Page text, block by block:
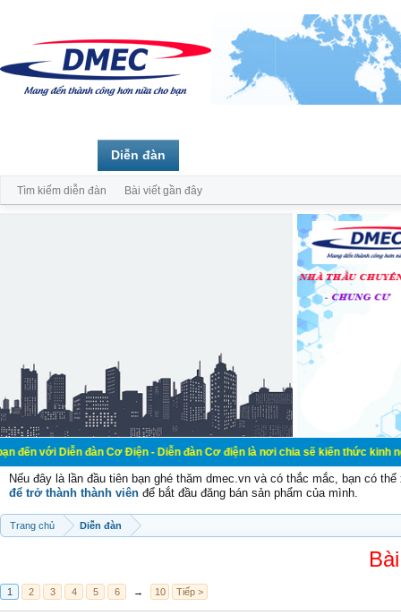
đàn Cơ Điện - Diễn đàn Cơ điện là nơi chia sẽ kiến thức kinh nghiệm
Nếu đây là lần đầu tiên bạn ghé thăm dmec.vn và có thắc mắc, bạn có
để trở thành thành viên để bắt đầu đăng bán sản phẩm của mình.
Trang chủ Diễn đàn
1 2 3 4 5 6 → 10 Tiếp >
Diễn đàn
Tìm kiếm diễn đàn Bài viết gần đây